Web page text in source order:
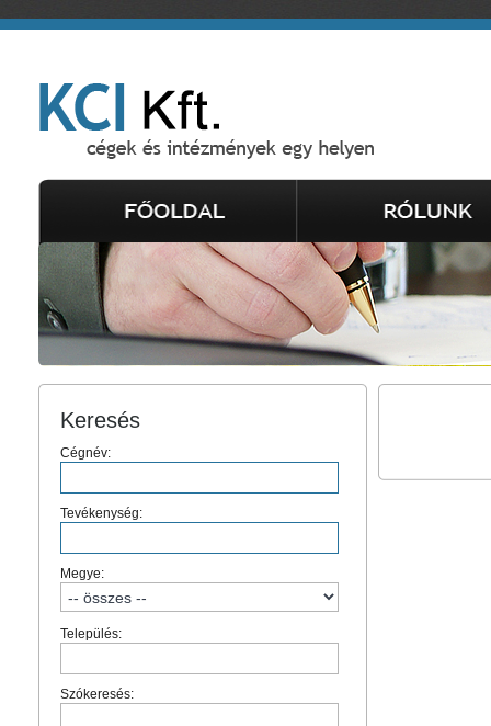
Keresés
Cégnév:
Tevékenység:
Megye:
Település:
Szókeresés: